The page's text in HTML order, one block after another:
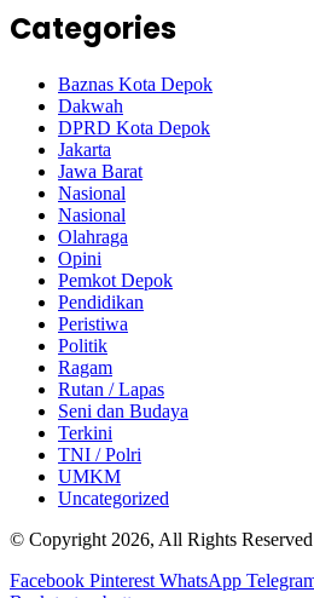
Categories
Baznas Kota Depok
Dakwah
DPRD Kota Depok
Jakarta
Jawa Barat
Nasional
Nasional
Olahraga
Opini
Pemkot Depok
Pendidikan
Peristiwa
Politik
Ragam
Rutan / Lapas
Seni dan Budaya
Terkini
TNI / Polri
UMKM
Uncategorized
© Copyright 2026, All Rights Reserved
Facebook Pinterest WhatsApp